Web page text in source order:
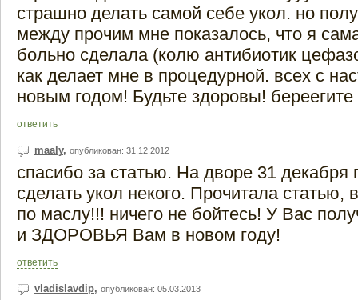
страшно делать самой себе укол. но
между прочим мне показалось, что я
больно сделала (колю антибиотик
как делает мне в процедурной. всех с
новым годом! Будьте здоровы! береегите
ответить
maaly, опубликован: 31.12.2012
спасибо за статью. На дворе 31 декабря
сделать укол некого. Прочитала статью,
по маслу!!! ничего не бойтесь! У Вас
и ЗДОРОВЬЯ Вам в новом году!
ответить
vladislavdip, опубликован: 05.03.2013